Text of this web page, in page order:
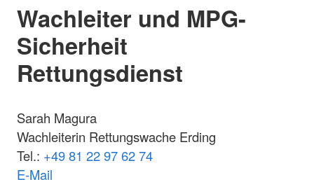
Wachleiter und MPG-
Sicherheit
Rettungsdienst
Sarah Magura
Wachleiterin Rettungswache Erding
Tel.: +49 81 22 97 62 74
E-Mail